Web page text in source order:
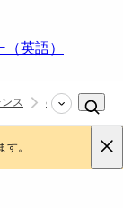
英語）
ス dw::Runtime
。